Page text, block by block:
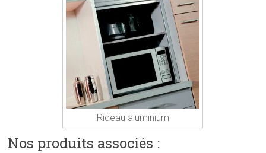
Rideau aluminium
Nos produits associés :